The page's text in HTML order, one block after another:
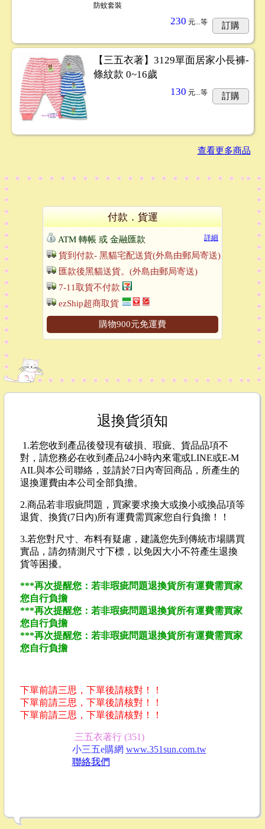
防蚊套裝
230 元...等 訂購
【三五衣著】3129單面居家小長褲-
條紋款 0~16歲
130 元...等 訂購
查看更多商品
付款．貨運
詳細
ATM 轉帳 或 金融匯款
貨到付款- 黑貓宅配送貨(外島由郵局寄送)
匯款後黑貓送貨。(外島由郵局寄送)
7-11取貨不付款
ezShip超商取貨
購物900元免運費
退換貨須知
1.若您收到產品後發現有破損、瑕疵、貨品品項不
對，請您務必在收到產品24小時內來電或LINE或E-M
AIL與本公司聯絡，並請於7日內寄回商品，所產生的
退換運費由本公司全部負擔。
2.商品若非瑕疵問題，買家要求換大或換小或換品項等
退貨、換貨(7日內)所有運費需買家您自行負擔！！
3.若您對尺寸、布料有疑慮，建議您先到傳統市場購買
實品，請勿猜測尺寸下標，以免因大小不符產生退換
貨等困擾。
***再次提醒您：若非瑕疵問題退換貨所有運費需買家
您自行負擔
***再次提醒您：若非瑕疵問題退換貨所有運費需買家
您自行負擔
***再次提醒您：若非瑕疵問題退換貨所有運費需買家
您自行負擔
下單前請三思，下單後請核對！！
下單前請三思，下單後請核對！！
下單前請三思，下單後請核對！！
三五衣著行 (351)
小三五e購網 www.351sun.com.tw
聯絡我們